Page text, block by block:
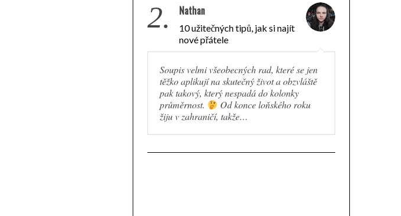
2. Nathan
10 užitečných tipů, jak si najít
nové přátele
Soupis velmi všeobecných rad, které se jen
těžko aplikují na skutečný život a obzvláště
pak takový, který nespadá do kolonky
průměrnost.
Od konce loňského roku
žiju v zahraničí, takže…